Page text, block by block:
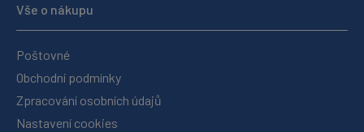
Vše o nákupu
Poštovné
Obchodní podmínky
Zpracování osobních údajů
Nastavení cookies